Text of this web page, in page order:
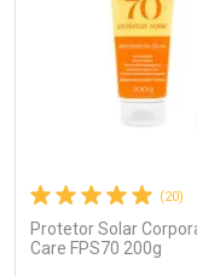
(20)
Protetor Solar
Care FPS70 200g